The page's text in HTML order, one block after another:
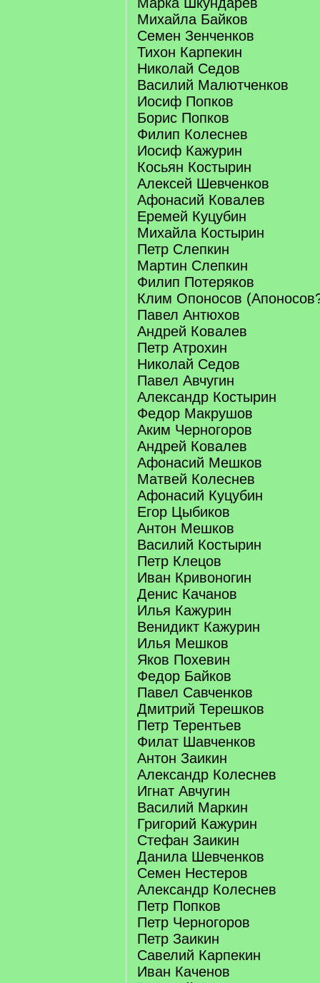
Михайла Байков
Семен Зенченков
Тихон Карпекин
Николай Седов
Василий Малютченков
Иосиф Попков
Борис Попков
Филип Колеснев
Иосиф Кажурин
Косьян Костырин
Алексей Шевченков
Афонасий Ковалев
Еремей Куцубин
Михайла Костырин
Петр Слепкин
Мартин Слепкин
Филип Потеряков
Клим Опоносов
Павел Антюхов
Андрей Ковалев
Петр Атрохин
Николай Седов
Павел Авчугин
Александр Костырин
Федор Макрушов
Аким Черногоров
Андрей Ковалев
Афонасий Мешков
Матвей Колеснев
Афонасий Куцубин
Егор Цыбиков
Антон Мешков
Василий Костырин
Петр Клецов
Иван Кривоногин
Денис Качанов
Илья Кажурин
Венидикт Кажурин
Илья Мешков
Яков Похевин
Федор Байков
Павел Савченков
Дмитрий Терешков
Петр Терентьев
Филат Шавченков
Антон Заикин
Александр Колеснев
Игнат Авчугин
Василий Маркин
Григорий Кажурин
Стефан Заикин
Данила Шевченков
Семен Нестеров
Александр Колеснев
Петр Попков
Петр Черногоров
Петр Заикин
Савелий Карпекин
Иван Каченов